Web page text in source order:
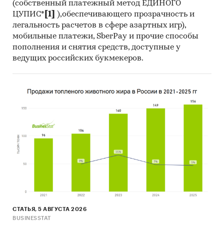
(собственный платежный метод ЕДИНОГО
ЦУПИС* [1]
),обеспечивающего прозрачность и
легальность расчетов в сфере азартных игр),
мобильные платежи, SberPay и прочие способы
пополнения и снятия средств, доступные у
ведущих российских букмекеров.
СТАТЬЯ, 5 АВГУСТА 2026
BUSINESSTAT